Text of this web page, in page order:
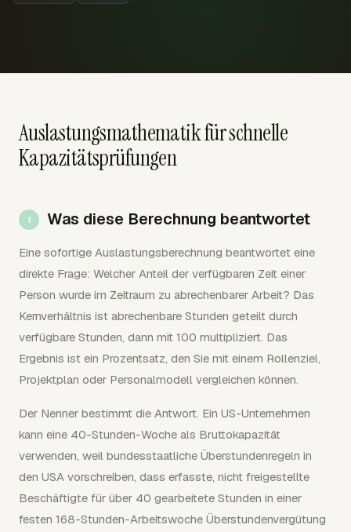
Auslastungsmathematik für schnelle
Kapazitätsprüfungen
Was diese Berechnung beantwortet
Eine sofortige Auslastungsberechnung beantwortet eine
direkte Frage: Welcher Anteil der verfügbaren Zeit einer
Person wurde im Zeitraum zu abrechenbarer Arbeit? Das
Kernverhältnis ist abrechenbare Stunden geteilt durch
verfügbare Stunden, dann mit 100 multipliziert. Das
Ergebnis ist ein Prozentsatz, den Sie mit einem Rollenziel,
Projektplan oder Personalmodell vergleichen können.
Der Nenner bestimmt die Antwort. Ein US-Unternehmen
kann eine 40-Stunden-Woche als Bruttokapazität
verwenden, weil bundesstaatliche Überstundenregeln in
den USA vorschreiben, dass erfasste, nicht freigestellte
Beschäftigte für über 40 gearbeitete Stunden in einer
festen 168-Stunden-Arbeitswoche Überstundenvergütung